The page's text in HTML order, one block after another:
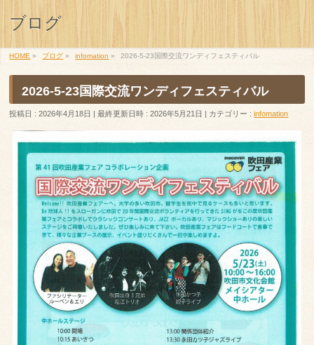
ブログ
HOME » ブログ » infomation » 2026-5-23国際交流ワンディフェスティバル
2026-5-23国際交流ワンディフェスティバル
投稿日 : 2026年4月18日 最終更新日時 : 2026年5月21日 カテゴリー :infomation